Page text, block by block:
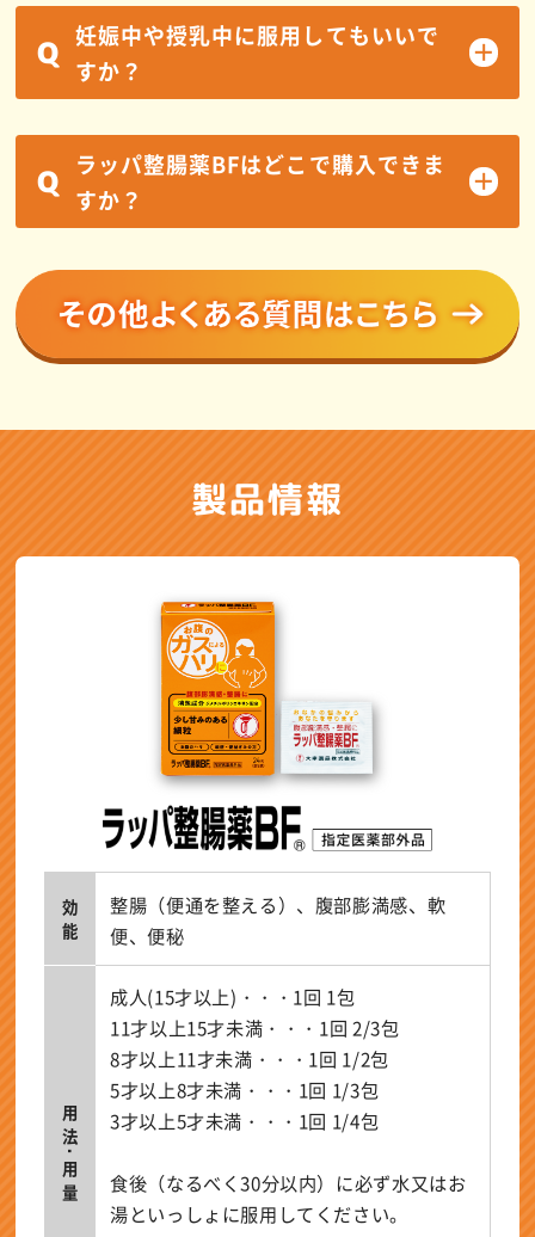
Q 妊娠中や授乳中に服用してもいいで
すか？
Q
ラッパ整腸薬BFはどこで購入できま
すか？
製品情報
効能
整腸（便通を整える）、腹部膨満感、軟
便、便秘
用法･用量
成人(15才以上)・・・1回 1包
11才以上15才未満・・・1回 2/3包
8才以上11才未満・・・1回 1/2包
5才以上8才未満・・・1回 1/3包
3才以上5才未満・・・1回 1/4包
食後（なるべく30分以内）に必ず水又はお
湯といっしょに服用してください。